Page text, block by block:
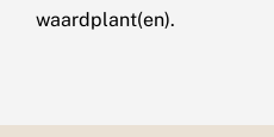
waardplant(en).